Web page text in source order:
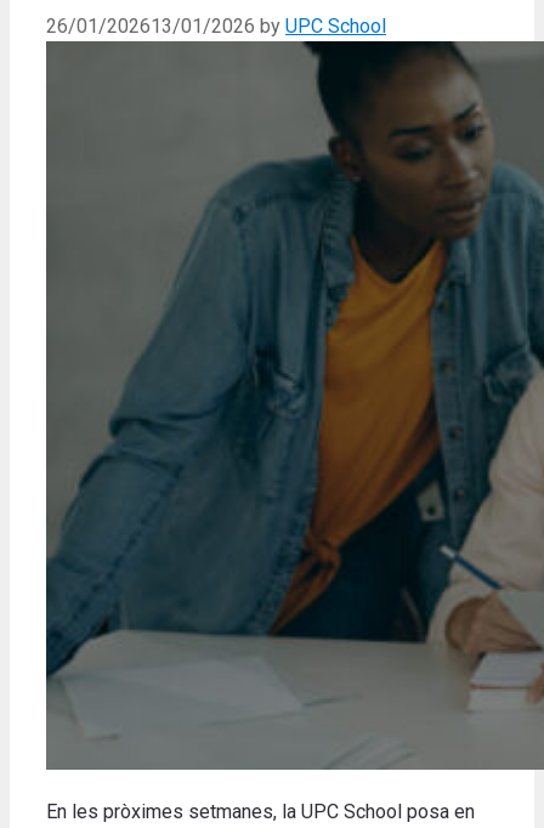
26/01/202613/01/2026 by UPC School
En les pròximes setmanes, la UPC School posa en